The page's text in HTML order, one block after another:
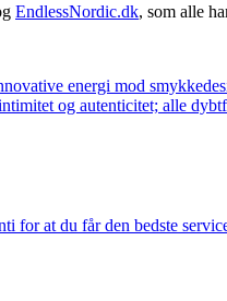
EndlessNordic.dk, som alle
energi mod
og autenticitet; alle
for at du får den bedste